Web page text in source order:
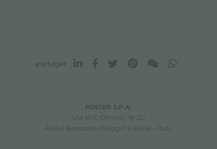
partager
FOSTER S.P.A.
Via M.S. Ottone, 18-20
42041 Brescello (Reggio Emilia) - Italy